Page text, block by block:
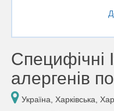
Специфічні
алергенів
Україна, Харківська,